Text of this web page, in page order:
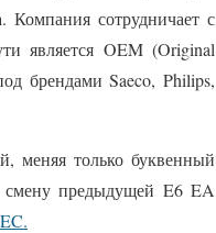
Компания сотрудничает с
является OEM (Original
брендами Saeco, Philips,
меняя только буквенный
смену предыдущей E6 EA